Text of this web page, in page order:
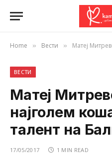
Home » Вести » Матеј Митревски
ВЕСТИ
Матеј
најголем
талент на
17/05/2017 1 MIN READ